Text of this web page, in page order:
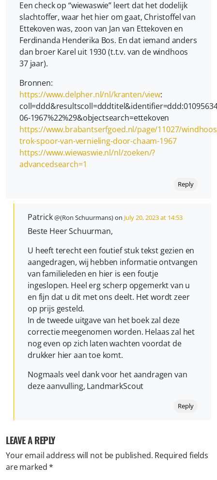
Een check op “wiewaswie” leert dat het dodelijk
slachtoffer, waar het hier om gaat, Christoffel van
Ettekoven was, zoon van Jan van Ettekoven en
Ferdinanda Henderika Bos. En dat iemand anders
dan broer Karel uit 1930 (t.t.v. van de windhoos
37 jaar).
Bronnen:
https://www.delpher.nl/nl/kranten/view:
06-1967%22%29&objectsearch=ettekoven
https://www.brabantserfgoed.nl/page/11027/
trok-spoor-van-vernieling-door-chaam-1967
https://www.wiewaswie.nl/nl/zoeken/?
advancedsearch=1
Reply
Patrick@(Ron Schuurmans) on July 20, 2023 at 14:53
Beste Heer Schuurman,
U heeft terecht een foutief stuk tekst gezien en
aangedragen, wij hebben informatie ontvangen
van familieleden en hier is een foutje
ingeslopen. Heel erg scherp opgemerkt van u
en fijn dat u dit met ons deelt. Het wordt zeer
op prijs gesteld.
In de tweede uitgave van het boek zal deze
correctie meegenomen worden. Helaas zal het
nog even op zich laten wachten voordat de
drukker hier aan toe komt.
Nogmaals veel dank voor het aandragen van
deze aanvulling, LandmarkScout
Reply
LEAVE A REPLY
Your email address will not be published. Required fields
are marked*